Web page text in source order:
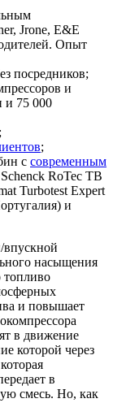
Jrone, E&E
Опыт
посредников;
и
и 75 000
;
;
с современным
RoTec TB
Turbotest Expert
и
впускной
насыщения
топливо
и повышает
в движение
которой через
в
смесь. Но, как